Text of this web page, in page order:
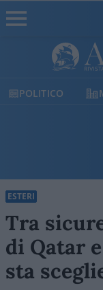
MILANO
ESTERI
Tra
di Qatar
sta